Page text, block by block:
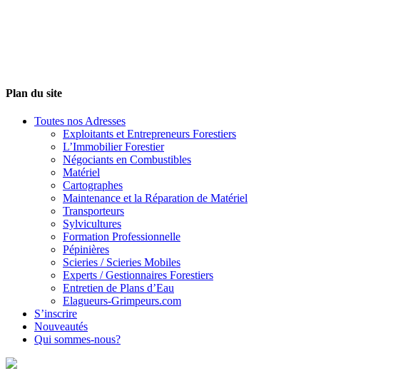
Plan du site
Toutes nos Adresses
Exploitants et Entrepreneurs Forestiers
L’Immobilier Forestier
Négociants en Combustibles
Matériel
Cartographes
Maintenance et la Réparation de Matériel
Transporteurs
Sylvicultures
Formation Professionnelle
Pépinières
Scieries / Scieries Mobiles
Experts / Gestionnaires Forestiers
Entretien de Plans d’Eau
Elagueurs-Grimpeurs.com
S’inscrire
Nouveautés
Qui sommes-nous?